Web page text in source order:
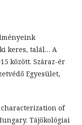
keres, talál… A
között. Száraz-ér
Egyesület,
characterization of
Tájökológiai